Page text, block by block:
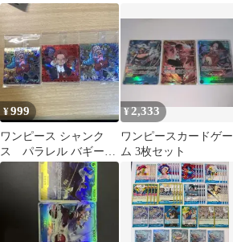
レル スタートデッキ
¥999
ワンピース シャンク
ス パラレル バギー
SGR 3枚セット
¥2,333
ワンピースカードゲー
ム 3枚セット